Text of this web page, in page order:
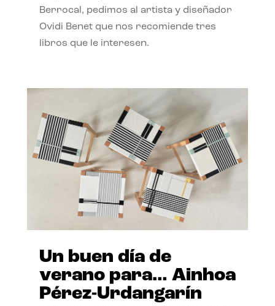
Berrocal, pedimos al artista y diseñador
Ovidi Benet que nos recomiende tres
libros que le interesen.
Un buen día de
verano para… Ainhoa
Pérez-Urdangarín